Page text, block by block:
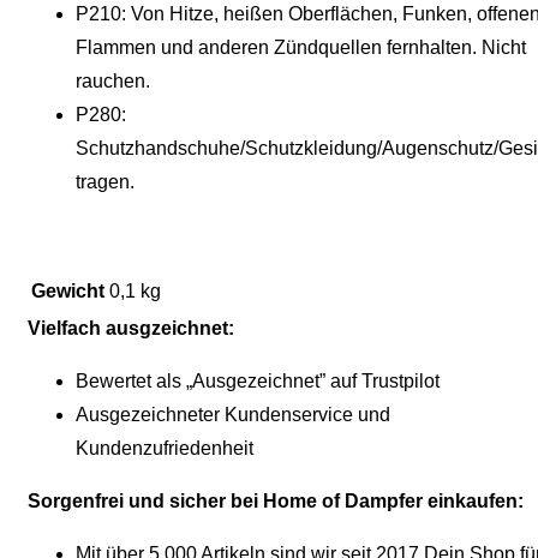
P210: Von Hitze, heißen Oberflächen, Funken,
Flammen und anderen Zündquellen fernhalten. Nicht
rauchen.
P280:
Schutzhandschuhe/Schutzkleidung/Augenschutz/
tragen.
Gewicht 0,1 kg
Vielfach ausgzeichnet:
Bewertet als „Ausgezeichnet” auf Trustpilot
Ausgezeichneter Kundenservice und
Kundenzufriedenheit
Sorgenfrei und sicher bei Home of Dampfer einkaufen: